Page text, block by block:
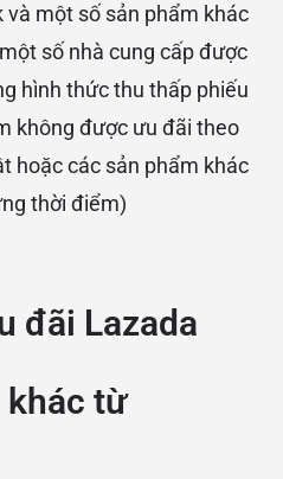
một số sản phẩm khác
số nhà cung cấp được
hình thức thu thấp phiếu
không được ưu đãi theo
hoặc các sản phẩm khác
thời điểm)
đãi Lazada
khác từ